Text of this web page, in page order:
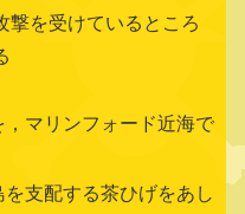
撃を受けているところ
マリンフォード近海で
支配する茶ひげをあし